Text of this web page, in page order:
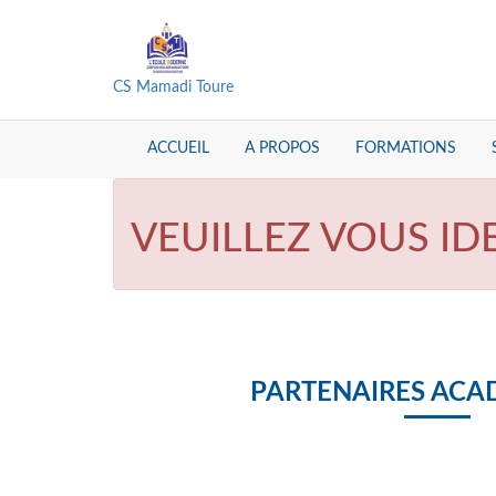
CS Mamadi Toure
ACCUEIL A PROPOS FORMATIONS
VEUILLEZ VOUS
PARTENAIRES